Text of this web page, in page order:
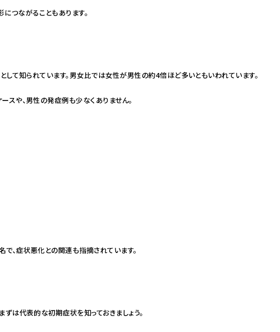
つながることもあります。
て知られています。男女比では女性が男性の約4倍ほど多いともいわれています。
スや、男性の発症例も少なくありません。
、症状悪化との関連も指摘されています。
ずは代表的な初期症状を知っておきましょう。